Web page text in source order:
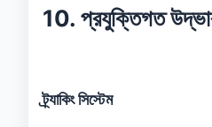
10. প্রযুক্তিগত
ট্র্যাকিং সিস্টেম